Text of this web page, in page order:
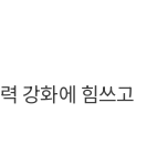
강화에 힘쓰고